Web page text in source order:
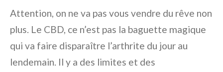
Attention, on ne va pas vous vendre du rêve non
plus. Le CBD, ce n’est pas la baguette magique
qui va faire disparaître l’arthrite du jour au
lendemain. Il y a des limites et des